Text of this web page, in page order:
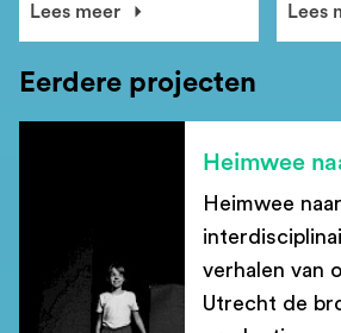
Lees meer Lees
Eerdere projecten
Heimwee
Heimwee
verhalen van
Utrecht de